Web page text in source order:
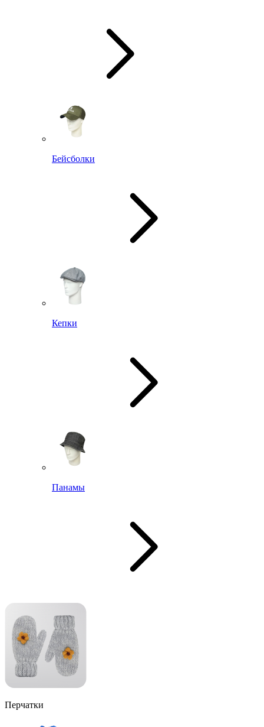
Бейсболки
Кепки
Панамы
Перчатки